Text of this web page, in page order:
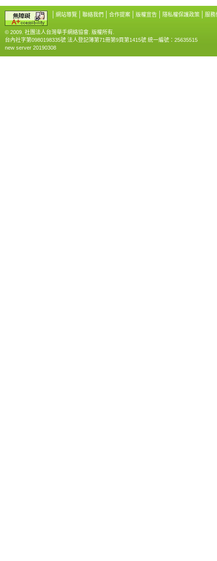
網站導覽 聯絡我們 合作提案 版權宣告 隱私權保護政策 服務
© 2009. 社團法人台灣舉手網絡協會. 版權所有.
台內社字第0980198335號 法人登記簿第71冊第9頁第1415號 統一編號：25635515
new server 20190308